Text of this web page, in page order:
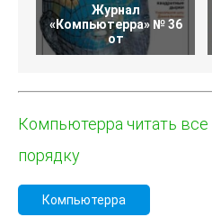
Журнал
«Компьютерра» № 36
от
Компьютерра читать все
порядку
Компьютерра